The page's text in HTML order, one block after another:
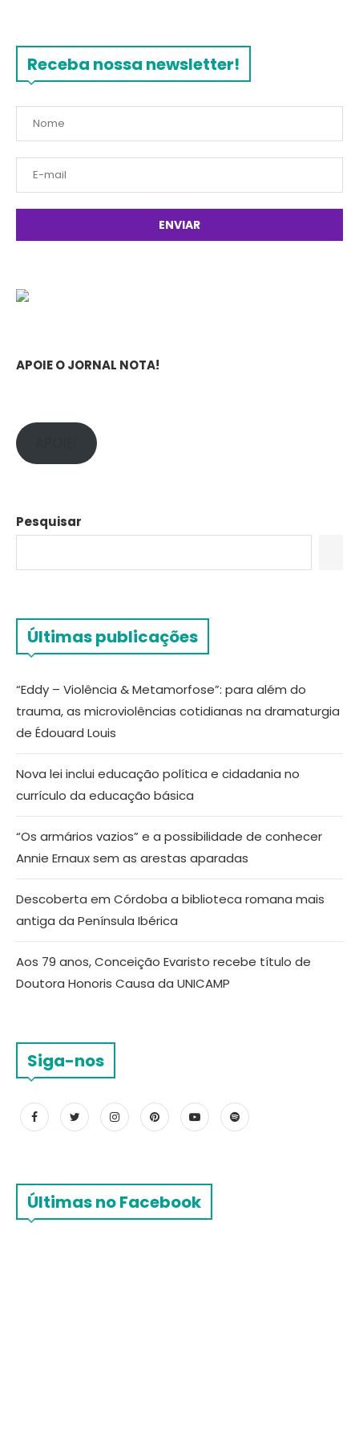
Receba nossa newsletter!
APOIE O JORNAL NOTA!
Pesquisar
Últimas publicações
“Eddy – Violência & Metamorfose”: para além do
trauma, as microviolências cotidianas na dramaturgia
de Édouard Louis
Nova lei inclui educação política e cidadania no
currículo da educação básica
“Os armários vazios” e a possibilidade de conhecer
Annie Ernaux sem as arestas aparadas
Descoberta em Córdoba a biblioteca romana mais
antiga da Península Ibérica
Aos 79 anos, Conceição Evaristo recebe título de
Doutora Honoris Causa da UNICAMP
Siga-nos
Últimas no Facebook